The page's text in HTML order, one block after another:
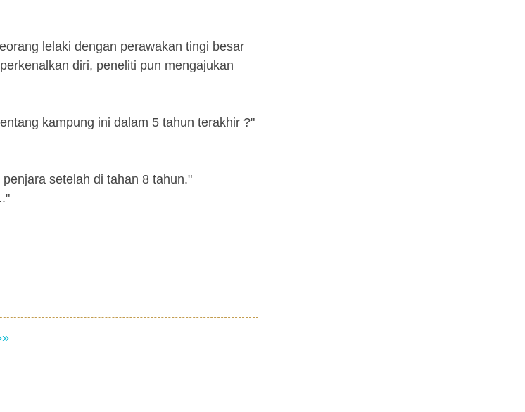
lelaki dengan perawakan tingi besar
diri, peneliti pun mengajukan
kampung ini dalam 5 tahun terakhir ?"
setelah di tahan 8 tahun."